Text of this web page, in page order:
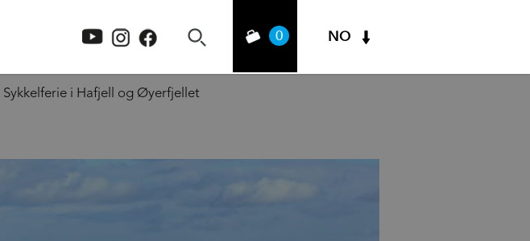
0 NO
Sykkelferie i Hafjell og Øyerfjellet